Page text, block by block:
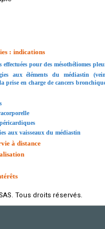
: indications
effectuées pour des mésothéliomes
aux éléments du médiastin
prise en charge de cancers
aux vaisseaux du médiastin
à distance
Tous droits réservés.